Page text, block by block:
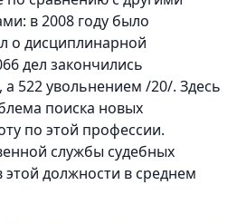
в 2008 году было
о дисциплинарной
дел закончились
522 увольнением /20/. Здесь
поиска новых
по этой профессии.
службы судебных
этой должности в среднем